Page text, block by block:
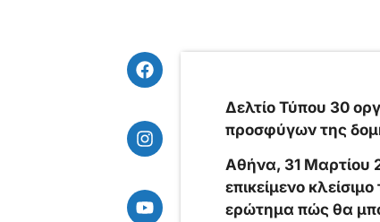
Δελτίο Τύπου 30
προσφύγων της
Αθήνα, 31 Μαρτίου
επικείμενο
ερώτημα πώς θα